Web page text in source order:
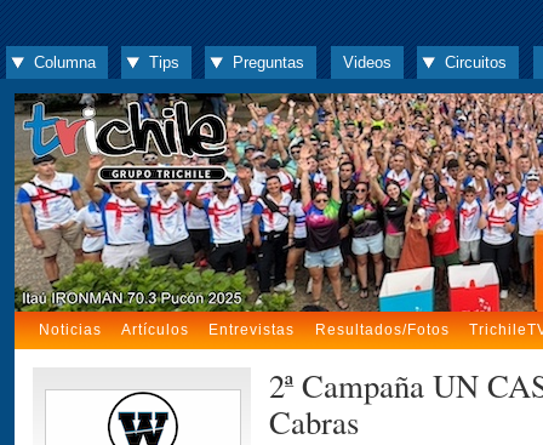
Columna Tips Preguntas Videos Circuitos
Noticias Artículos Entrevistas Resultados/Fotos
2ª Campaña UN
Cabras